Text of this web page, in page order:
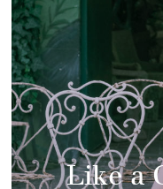
Like a